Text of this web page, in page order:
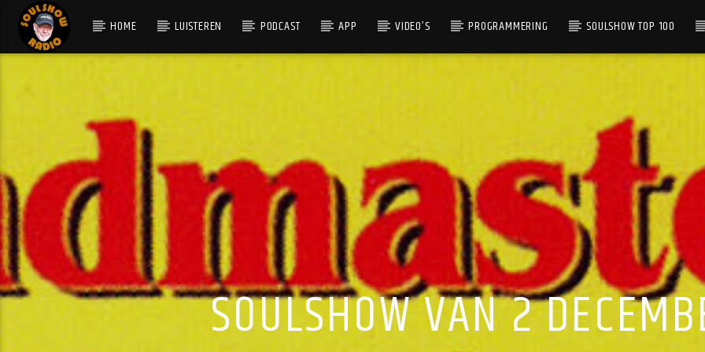
HOME LUISTEREN PODCAST APP VIDEO’S PROGRAMMERING SOULSHOW TOP 100
HUIDIG NUMMER
RIDE-O-ROCKET
BROTHERS JOHNSON
SOULSHOW VAN 2